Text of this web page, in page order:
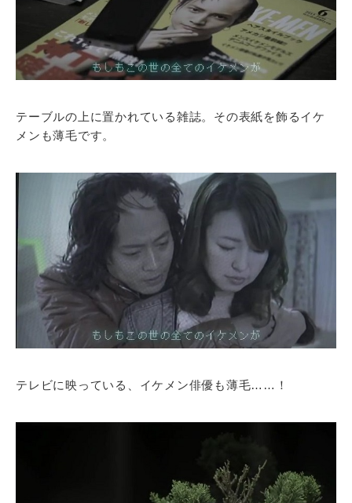
テーブルの上に置かれている雑誌。その表紙を飾るイケ
メンも薄毛です。
テレビに映っている、イケメン俳優も薄毛……！